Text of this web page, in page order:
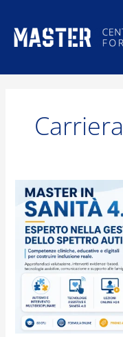
Carriera
Sanità
4.0:
Esperto
nella
gestione
dello
spettro
autistico